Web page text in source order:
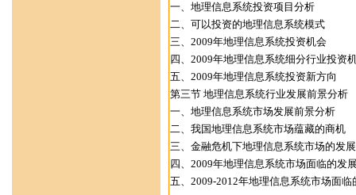
一、地理信息系统投资项目分析
二、可以投资的地理信息系统模式
三、2009年地理信息系统投资机会
四、2009年地理信息系统细分行业投资
五、2009年地理信息系统投资新方向
第三节 地理信息系统行业发展前景分析
一、地理信息系统市场发展前景分析
二、我国地理信息系统市场蕴藏的商机
三、金融危机下地理信息系统市场的发
四、2009年地理信息系统市场面临的发
五、2009-2012年地理信息系统市场面临